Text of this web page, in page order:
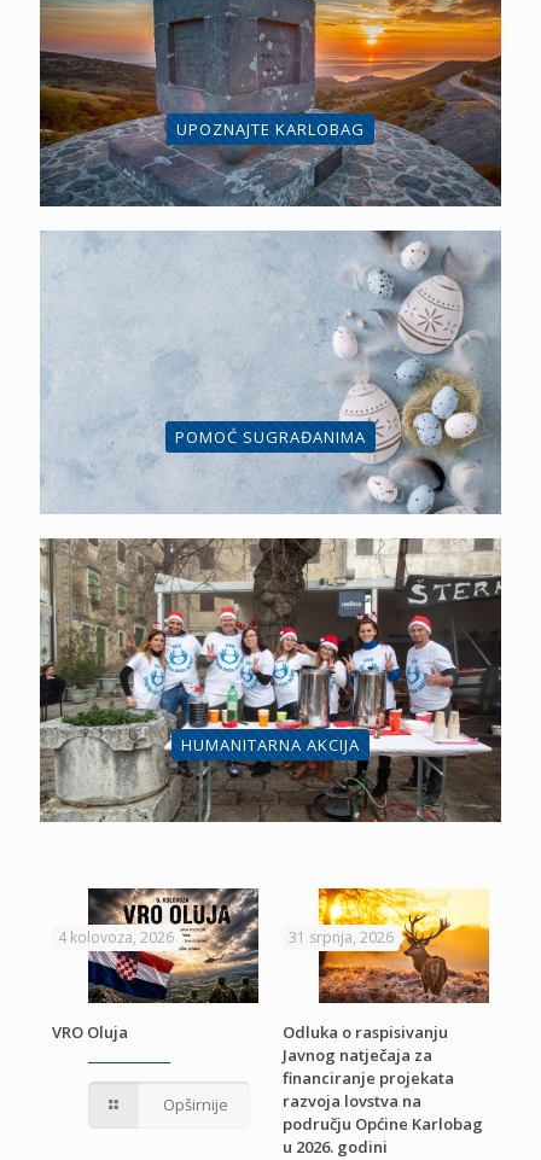
UPOZNAJTE KARLOBAG
POMOĆ SUGRAĐANIMA
HUMANITARNA AKCIJA
4 kolovoza, 2026
VRO Oluja
Opširnije
31 srpnja, 2026
Odluka o raspisivanju
Javnog natječaja za
financiranje projekata
razvoja lovstva na
području Općine Karlobag
u 2026. godini